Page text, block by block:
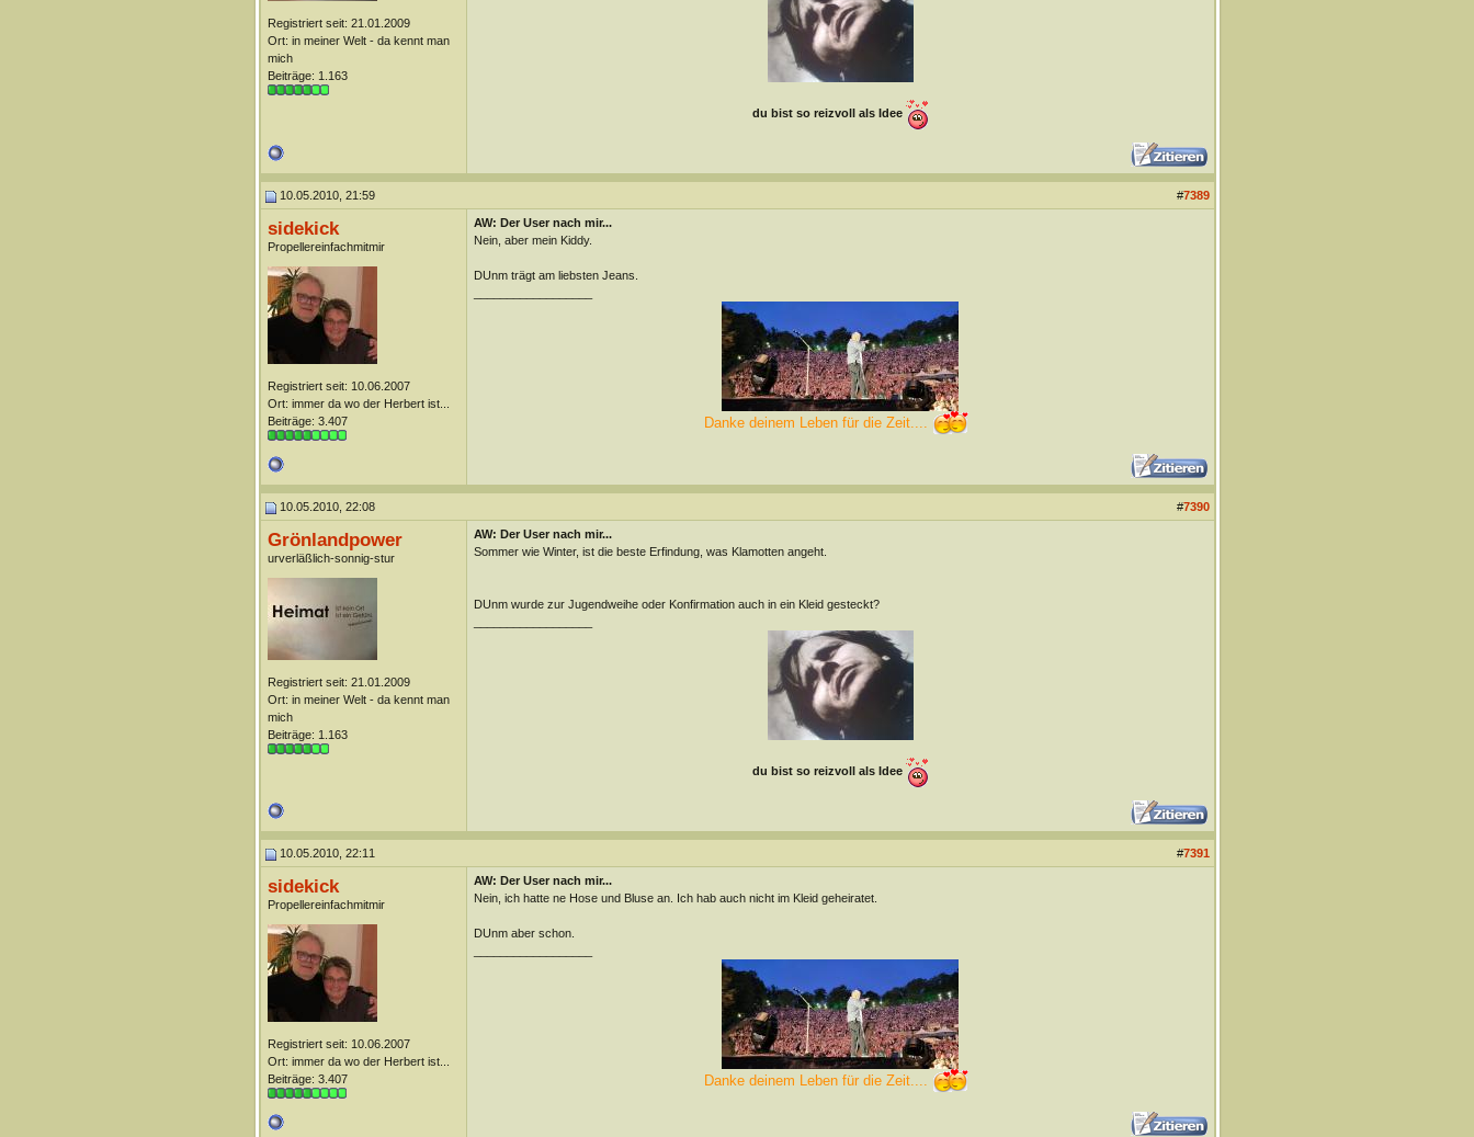
Registriert seit: 21.01.2009
Ort: in meiner Welt - da kennt man
mich
Beiträge: 1.163
du bist so reizvoll als Idee
10.05.2010, 21:59 #7389
sidekick
Propellereinfachmitmir
Registriert seit: 10.06.2007
Ort: immer da wo der Herbert ist...
Beiträge: 3.407
AW: Der User nach mir...
Nein, aber mein Kiddy.
DUnm trägt am liebsten Jeans.
Danke deinem Leben für die Zeit....
10.05.2010, 22:08 #7390
Grönlandpower
urverläßlich-sonnig-stur
Registriert seit: 21.01.2009
Ort: in meiner Welt - da kennt man
mich
Beiträge: 1.163
AW: Der User nach mir...
Sommer wie Winter, ist die beste Erfindung, was Klamotten angeht.
DUnm wurde zur Jugendweihe oder Konfirmation auch in ein Kleid gesteckt?
du bist so reizvoll als Idee
10.05.2010, 22:11 #7391
sidekick
Propellereinfachmitmir
Registriert seit: 10.06.2007
Ort: immer da wo der Herbert ist...
Beiträge: 3.407
AW: Der User nach mir...
Nein, ich hatte ne Hose und Bluse an. Ich hab auch nicht im Kleid geheiratet.
DUnm aber schon.
Danke deinem Leben für die Zeit....